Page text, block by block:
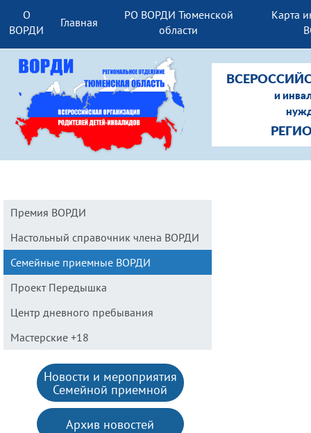
О
ВОРДИ
Главная
РО ВОРДИ Тюменской
области
Карта
и
Премия ВОРДИ
Настольный справочник члена ВОРДИ
Семейные приемные ВОРДИ
Проект Передышка
Центр дневного пребывания
Мастерские +18
Новости и мероприятия
Семейной приемной
Архив новостей